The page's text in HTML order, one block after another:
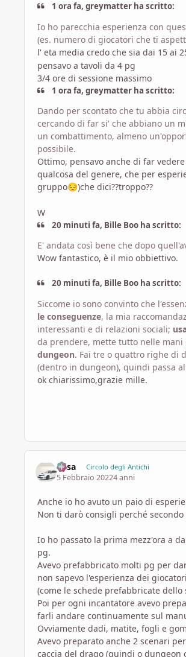
1 ora fa, greymatter ha scritto:
Io ho parecchia esperienza con
(es. numero di giocatori che ti
l' eta media credo che sia dai 15 ai
pensavo a tavoli da 4 pg
3/4 ore di sessione massimo
1 ora fa, greymatter ha scritto:
Dando per scontato che tu abbia
cercando di far si' che abbiano un
un combattimento, almeno
possibile.
Ottimo, pensavo anche di far
qualcosa del genere, che per
gruppo😔)che dici??troppo??
W
20 minuti fa, Bille Boo ha scritto:
E' andata così bene che dopo
Wow fantastico, è il mio obbiettivo.
20 minuti fa, Bille Boo ha scritto:
Siccome io sono convinto che
le conseguenze, la mia
interessanti e di relazioni sociali;
da prendere, mette tutto nelle mani
dungeon. Fai tre o quattro righe di
(dentro in dungeon), quindi passa
ok chiarissimo,grazie mille.
Casa Circolo degli Antichi
5 Febbraio 20224 anni
Anche io ho avuto un paio di
Non ti darò consigli perché
Io ho passato la prima mezz'ora a
pg.
Avevo prefabbricato molti pg per
non sapevo l'esperienza dei
(come le schede prefabbricate dello
Poi per ogni incantatore avevo
farli andare continuamente sul
Ovviamente dadi, matite, fogli e
Avevo preparato anche 2 scenari
caccia del drago (quindi o